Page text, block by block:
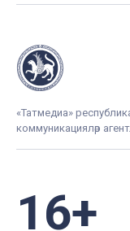
«Татмедиа»
коммуникацияләр
16+